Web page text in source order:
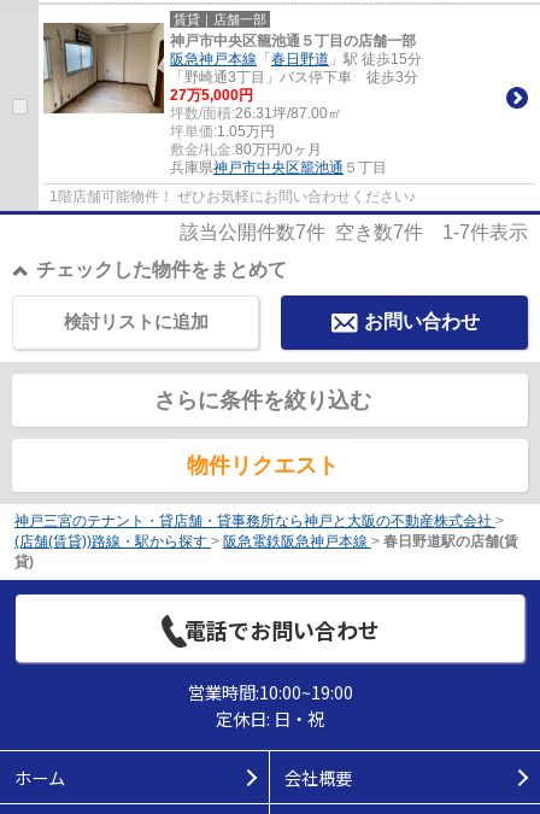
賃貸｜店舗一部
神戸市中央区籠池通５丁目の店舗一部
阪急神戸本線 「 春日野道 」駅 徒歩15分
「野崎通3丁目」バス停下車 徒歩3分
27万5,000円
坪数/面積:26.31坪/87.00㎡
坪単価:1.05万円
敷金/礼金:80万円/0ヶ月
兵庫県神戸市中央区籠池通 ５丁目
1階店舗可能物件！ ぜひお気軽にお問い合わせください♪
該当公開件数7件 空き数7件 1-7件表示
チェックした物件をまとめて
お問い合わせ
検討リストに追加
さらに条件を絞り込む
物件リクエスト
神戸三宮のテナント・貸店舗・貸事務所なら神戸と大阪の不動産株式会社 >
(店舗(賃貸))路線・駅から探す > 阪急電鉄阪急神戸本線 > 春日野道駅の店舗(賃
貸)
電話でお問い合わせ
営業時間:10:00~19:00
定休日: 日・祝
ホーム 会社概要